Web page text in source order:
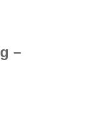
–